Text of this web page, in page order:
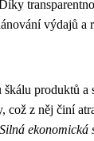
výdajů a
produktů a
což z něj činí
Silná ekonomická